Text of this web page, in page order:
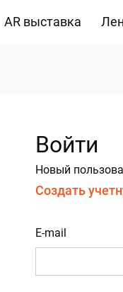
AR выставка
Войти
Новый
Создать
E-mail